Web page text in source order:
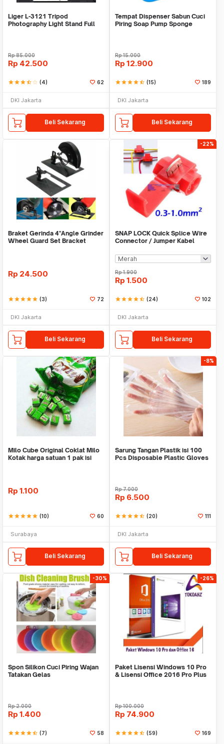
Liger L-3121 Tripod
Photography Light Stand Full
Rp85.000
Rp 42.500
starstarstarstar_halfstar_border (4) 62
DKI Jakarta
Beli Sekarang
Tempat Dispenser Sabun Cuci
Piring Soap Pump Sponge
Rp15.000
Rp 12.900
starstarstarstarstar_half (15) 189
DKI Jakarta
Beli Sekarang
Braket Gerinda 4"Angle Grinder
Wheel Guard Set Bracket
Rp 24.500
starstarstarstarstar (3) 72
DKI Jakarta
Beli Sekarang
-22%
SNAP LOCK Quick Splice Wire
Connector / Jumper Kabel
Rp1.900
Rp 1.500
starstarstarstarstar_half (24) 102
DKI Jakarta
Beli Sekarang
Milo Cube Original Coklat Milo
Kotak harga satuan 1 pak isi
Rp 1.100
starstarstarstarstar (10) 60
Surabaya
Beli Sekarang
-8%
Sarung Tangan Plastik isi 100
Pcs Disposable Plastic Gloves
Rp7.000
Rp 6.500
starstarstarstarstar_half (20) 111
DKI Jakarta
Beli Sekarang
-30%
Spon Silikon Cuci Piring Wajan
Tatakan Gelas
Rp2.000
Rp 1.400
starstarstarstarstar_half (7) 58
-26%
Paket Lisensi Windows 10 Pro
& Lisensi Office 2016 Pro Plus
Rp100.000
Rp 74.900
starstarstarstarstar_half (59) 169